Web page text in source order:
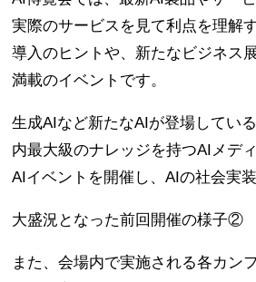
実際のサービスを見て利点を理解
導入のヒントや、新たなビジネス
満載のイベントです。
生成AIなど新たなAIが登場してい
内最大級のナレッジを持つAIメデ
AIイベントを開催し、AIの社会実
大盛況となった前回開催の様子②
また、会場内で実施される各カン